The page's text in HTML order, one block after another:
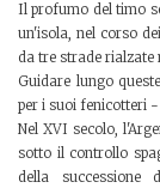
Il profumo del timo
un'isola, nel corso
da tre strade rialzate
Guidare lungo
per i suoi fenicotteri
Nel XVI secolo,
sotto il controllo
della successione